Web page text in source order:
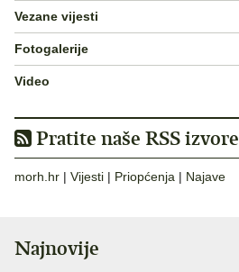
Vezane vijesti
Fotogalerije
Video
Pratite naše RSS izvore
morh.hr | Vijesti | Priopćenja | Najave
Najnovije